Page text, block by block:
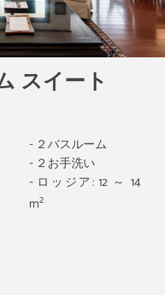
スイート
- ２バスルーム
- ２お手洗い
- ロッジア: 12 ～ 14
m2